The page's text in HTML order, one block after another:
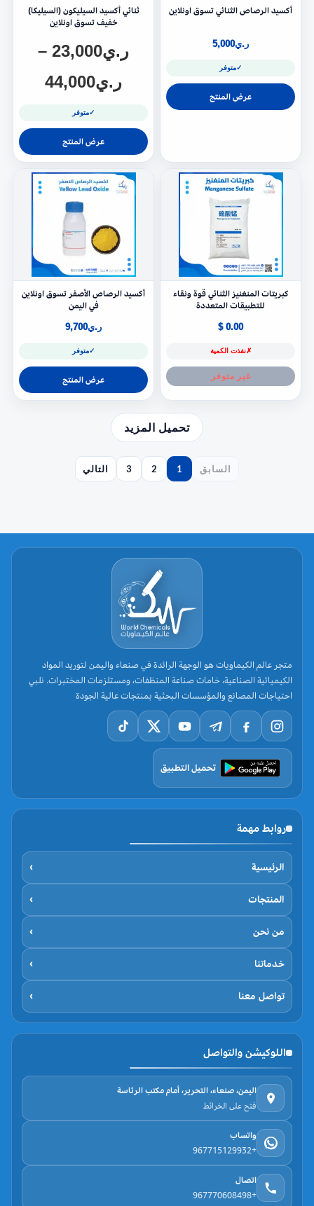
أكسيد الرصاص الثنائي تسوق اونلاين
ر.ي5,000
✓متوفر
عرض المنتج
ثنائي أكسيد السيليكون (السيليكا)
خفيف تسوق اونلاين
ر.ي23,000
–
ر.ي44,000
✓متوفر
عرض المنتج
كبريتات المنغنيز الثنائي قوة ونقاء
للتطبيقات المتعددة
0.00 $
✗نفذت الكمية
غير متوفر
أكسيد الرصاص الأصفر تسوق اونلاين
في اليمن
ر.ي9,700
✓متوفر
عرض المنتج
تحميل المزيد
السابق 1
2
3 التالي
متجر عالم الكيماويات هو الوجهة الرائدة في صنعاء واليمن لتوريد المواد
الكيميائية الصناعية، خامات صناعة المنظفات، ومستلزمات المختبرات. نلبي
احتياجات المصانع والمؤسسات البحثية بمنتجات عالية الجودة
تحميل التطبيق
روابط مهمة
الرئيسية ›
المنتجات ›
من نحن ›
خدماتنا ›
تواصل معنا ›
اللوكيشن والتواصل
اليمن، صنعاء، التحرير، أمام مكتب الرئاسة
فتح على الخرائط
واتساب
+967715129932
اتصال
+967770608498